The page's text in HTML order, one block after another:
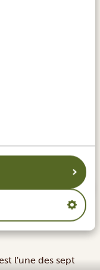
l'une des sept